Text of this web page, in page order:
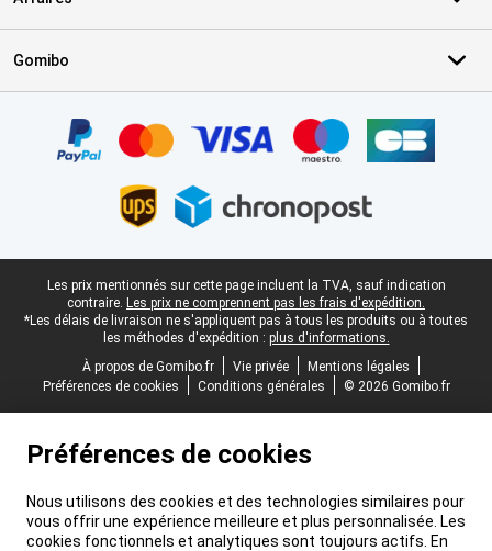
Gomibo
Pied-de-page légal
Les prix mentionnés sur cette page incluent la TVA, sauf indication
contraire. Les prix ne comprennent pas les frais d'expédition.
*Les délais de livraison ne s'appliquent pas à tous les produits ou à toutes
les méthodes d'expédition : plus d'informations.
À propos de Gomibo.fr
Vie privée
Mentions légales
Préférences de cookies
Conditions générales © 2026 Gomibo.fr
Préférences de cookies
Nous utilisons des cookies et des technologies similaires pour
vous offrir une expérience meilleure et plus personnalisée. Les
cookies fonctionnels et analytiques sont toujours actifs. En